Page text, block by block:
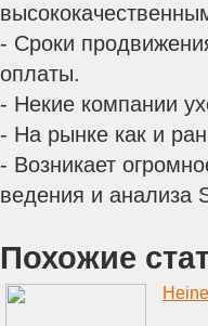
- Сроки
оплаты.
- Некие компании
- На рынке как и
- Возникает
ведения и анализа
Похожие